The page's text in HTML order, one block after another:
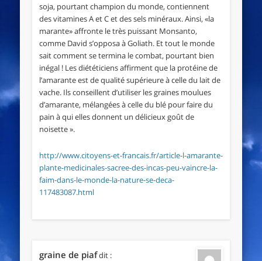
soja, pourtant champion du monde, contiennent
des vitamines A et C et des sels minéraux. Ainsi, «la
marante» affronte le très puissant Monsanto,
comme David s’opposa à Goliath. Et tout le monde
sait comment se termina le combat, pourtant bien
inégal ! Les diététiciens affirment que la protéine de
l’amarante est de qualité supérieure à celle du lait de
vache. Ils conseillent d’utiliser les graines moulues
d’amarante, mélangées à celle du blé pour faire du
pain à qui elles donnent un délicieux goût de
noisette ».
http://www.citoyens-et-francais.fr/article-l-amarante-
plante-medicinales-sacree-des-incas-peu-vaincre-la-
faim-dans-le-monde-la-nature-se-deca-
117483087.html
graine de piafdit :